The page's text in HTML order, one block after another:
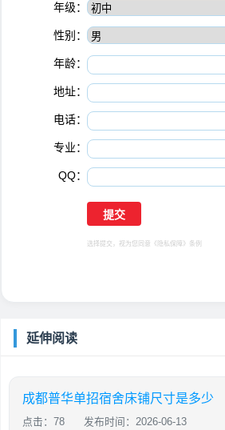
年级：
性别：
年龄：
地址：
电话：
专业：
QQ：
选择提交，视为您同意 《隐私保障》 条例
延伸阅读
成都普华单招宿舍床铺尺寸是多少
点击：78 发布时间：2026-06-13